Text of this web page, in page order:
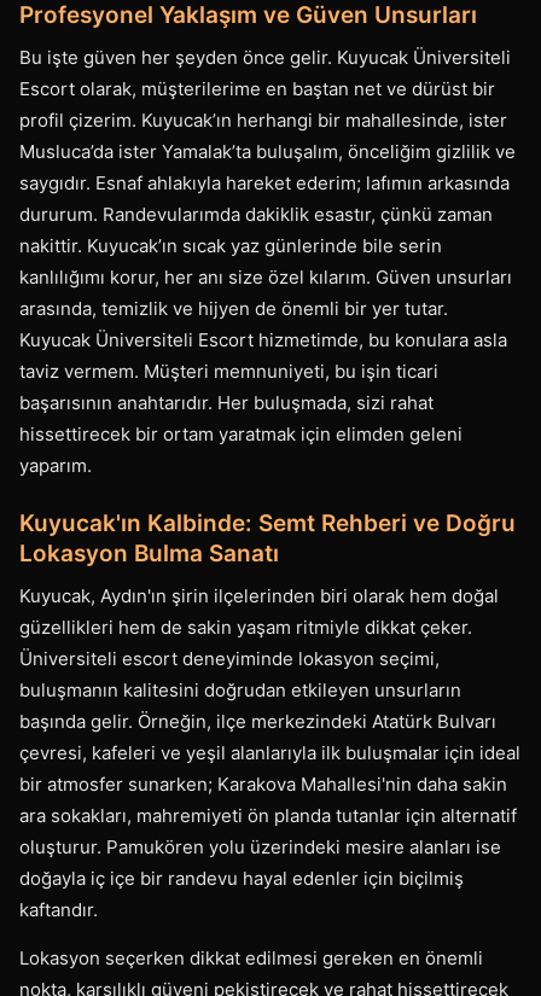
Profesyonel Yaklaşım ve Güven Unsurları
Bu işte güven her şeyden önce gelir. Kuyucak Üniversiteli
Escort olarak, müşterilerime en baştan net ve dürüst bir
profil çizerim. Kuyucak’ın herhangi bir mahallesinde, ister
Musluca’da ister Yamalak’ta buluşalım, önceliğim gizlilik ve
saygıdır. Esnaf ahlakıyla hareket ederim; lafımın arkasında
dururum. Randevularımda dakiklik esastır, çünkü zaman
nakittir. Kuyucak’ın sıcak yaz günlerinde bile serin
kanlılığımı korur, her anı size özel kılarım. Güven unsurları
arasında, temizlik ve hijyen de önemli bir yer tutar.
Kuyucak Üniversiteli Escort hizmetimde, bu konulara asla
taviz vermem. Müşteri memnuniyeti, bu işin ticari
başarısının anahtarıdır. Her buluşmada, sizi rahat
hissettirecek bir ortam yaratmak için elimden geleni
yaparım.
Kuyucak'ın Kalbinde: Semt Rehberi ve Doğru
Lokasyon Bulma Sanatı
Kuyucak, Aydın'ın şirin ilçelerinden biri olarak hem doğal
güzellikleri hem de sakin yaşam ritmiyle dikkat çeker.
Üniversiteli escort deneyiminde lokasyon seçimi,
buluşmanın kalitesini doğrudan etkileyen unsurların
başında gelir. Örneğin, ilçe merkezindeki Atatürk Bulvarı
çevresi, kafeleri ve yeşil alanlarıyla ilk buluşmalar için ideal
bir atmosfer sunarken; Karakova Mahallesi'nin daha sakin
ara sokakları, mahremiyeti ön planda tutanlar için alternatif
oluşturur. Pamukören yolu üzerindeki mesire alanları ise
doğayla iç içe bir randevu hayal edenler için biçilmiş
kaftandır.
Lokasyon seçerken dikkat edilmesi gereken en önemli
nokta, karşılıklı güveni pekiştirecek ve rahat hissettirecek